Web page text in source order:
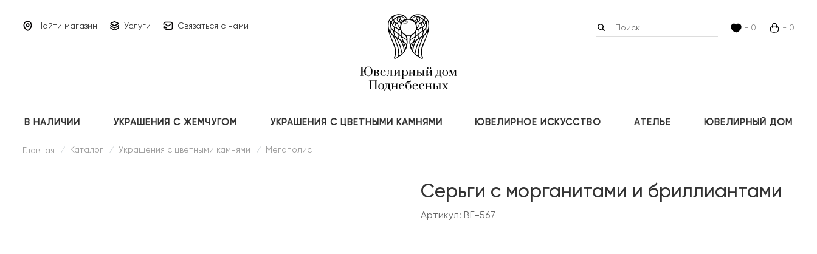
Найти магазин Услуги Связаться с нами - 0 - 0
В НАЛИЧИИ УКРАШЕНИЯ С ЖЕМЧУГОМ УКРАШЕНИЯ С ЦВЕТНЫМИ КАМНЯМИ ЮВЕЛИРНОЕ ИСКУССТВО АТЕЛЬЕ ЮВЕЛИРНЫЙ ДОМ
Главная / Каталог / Украшения с цветными камнями / Мегаполис
Серьги с морганитами и бриллиантами
Артикул: BE-567